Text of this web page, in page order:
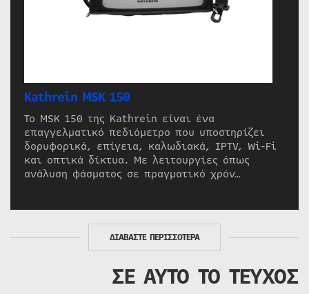
Kathrein MSK 150
Το MSK 150 της Kathrein είναι ένα
επαγγελματικό πεδιόμετρο που υποστηρίζει
δορυφορικά, επίγεια, καλωδιακά, IPTV, Wi-Fi
και οπτικά δίκτυα. Με λειτουργίες όπως
ανάλυση φάσματος σε πραγματικό χρόν…
ΔΙΑΒΑΣΤΕ ΠΕΡΙΣΣΟΤΕΡΑ
ΣΕ ΑΥΤΟ ΤΟ ΤΕΥΧΟΣ